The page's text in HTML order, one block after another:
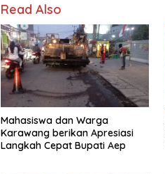
Read Also
Mahasiswa dan Warga
Karawang berikan Apresiasi
Langkah Cepat Bupati Aep